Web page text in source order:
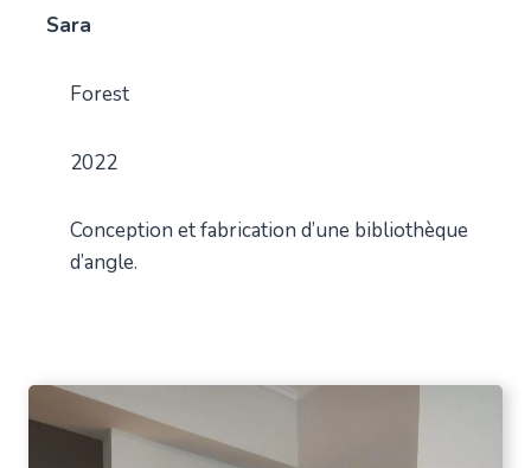
Sara
Forest
2022
Conception et fabrication d’une bibliothèque
d’angle.